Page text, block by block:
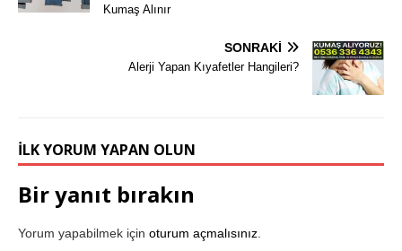
Kumaş Alınır
SONRAKI
Alerji Yapan Kıyafetler Hangileri?
İLK YORUM YAPAN OLUN
Bir yanıt bırakın
Yorum yapabilmek için oturum açmalısınız